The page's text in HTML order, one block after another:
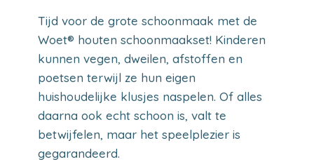
Tijd voor de grote schoonmaak met de
Woet® houten schoonmaakset! Kinderen
kunnen vegen, dweilen, afstoffen en
poetsen terwijl ze hun eigen
huishoudelijke klusjes naspelen. Of alles
daarna ook echt schoon is, valt te
betwijfelen, maar het speelplezier is
gegarandeerd.